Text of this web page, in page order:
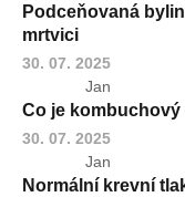
Podceňovaná
mrtvici
30. 07. 2025
Jan
Co je
30. 07. 2025
Jan
Normální krevní